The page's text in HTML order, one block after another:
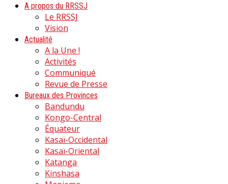
A propos du RRSSJ
Le RRSSJ
Vision
Actualité
A la Une !
Activités
Communiqué
Revue de Presse
Bureaux des Provinces
Bandundu
Kongo-Central
Équateur
Kasaï-Occidental
Kasaï-Oriental
Katanga
Kinshasa